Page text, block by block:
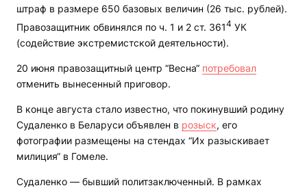
штраф в размере 650 базовых величин (26 тыс. рублей).
Правозащитник обвинялся по ч. 1 и 2 ст. 3614 УК
(содействие экстремистской деятельности).
20 июня правозащитный центр “Весна“ потребовал
отменить вынесенный приговор.
В конце августа стало известно, что покинувший родину
Судаленко в Беларуси объявлен в розыск, его
фотографии размещены на стендах “Их разыскивает
милиция“ в Гомеле.
Судаленко — бывший политзаключенный. В рамках